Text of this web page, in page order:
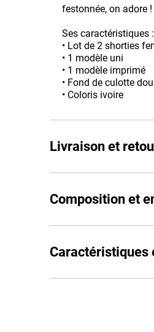
festonnée, on adore
Ses caractéristiques :
• Lot de 2 shorties
• 1 modèle uni
• 1 modèle imprimé
• Fond de culotte
• Coloris ivoire
Livraison et
Composition et
Caractéristiques